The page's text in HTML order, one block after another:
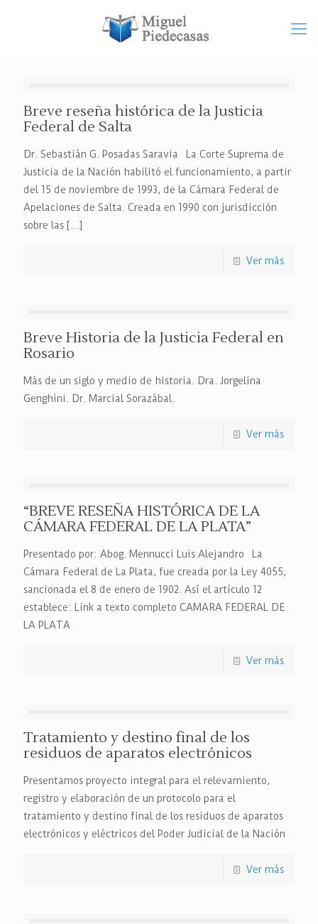
Breve reseña histórica de la Justicia
Federal de Salta
Dr. Sebastián G. Posadas Saravia La Corte Suprema de
Justicia de la Nación habilitó el funcionamiento, a partir
del 15 de noviembre de 1993, de la Cámara Federal de
Apelaciones de Salta. Creada en 1990 con jurisdicción
sobre las […]
Ver más
Breve Historia de la Justicia Federal en
Rosario
Más de un siglo y medio de historia. Dra. Jorgelina
Genghini. Dr. Marcial Sorazábal.
Ver más
“BREVE RESEÑA HISTÓRICA DE LA
CÁMARA FEDERAL DE LA PLATA”
Presentado por: Abog. Mennucci Luis Alejandro La
Cámara Federal de La Plata, fue creada por la Ley 4055,
sancionada el 8 de enero de 1902. Así el artículo 12
establece: Link a texto completo CAMARA FEDERAL DE
LA PLATA
Ver más
Tratamiento y destino final de los
residuos de aparatos electrónicos
Presentamos proyecto integral para el relevamiento,
registro y elaboración de un protocolo para el
tratamiento y destino final de los residuos de aparatos
electrónicos y eléctricos del Poder Judicial de la Nación
Ver más